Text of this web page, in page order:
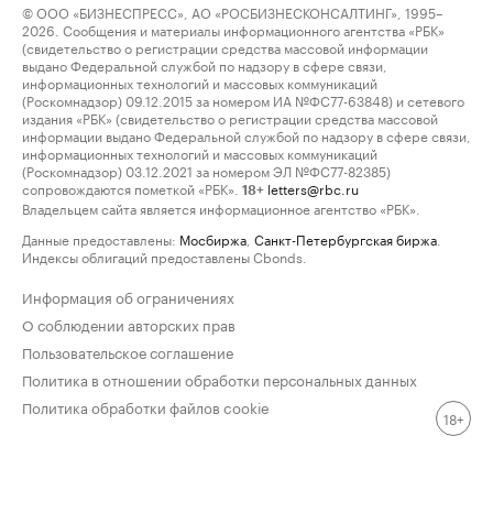
© ООО «БИЗНЕСПРЕСС», АО «РОСБИЗНЕСКОНСАЛТИНГ», 1995–
2026. Сообщения и материалы информационного агентства «РБК»
(свидетельство о регистрации средства массовой информации
выдано Федеральной службой по надзору в сфере связи,
информационных технологий и массовых коммуникаций
(Роскомнадзор) 09.12.2015 за номером ИА №ФС77-63848) и сетевого
издания «РБК» (свидетельство о регистрации средства массовой
информации выдано Федеральной службой по надзору в сфере связи,
информационных технологий и массовых коммуникаций
(Роскомнадзор) 03.12.2021 за номером ЭЛ №ФС77-82385)
сопровождаются пометкой «РБК».
18+ letters@rbc.ru
Владельцем сайта является информационное агентство «РБК».
Данные предоставлены: Мосбиржа Санкт-Петербургская биржа
Индексы облигаций предоставлены Cbonds.
Информация об ограничениях
О соблюдении авторских прав
Пользовательское соглашение
Политика в отношении обработки персональных данных
Политика обработки файлов cookie
18+